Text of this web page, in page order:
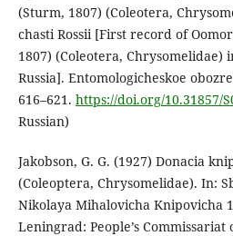
(Sturm, 1807) (Coleotera,
chasti Rossii [First record of
1807) (Coleotera,
Russia]. Entomologicheskoe
616–621. https://doi.org/10.31857/
Russian)
Jakobson, G. G. (1927) Donacia
(Coleoptera, Chrysomelidae). In:
Nikolaya Mihalovicha Knipovicha
Leningrad: People’s